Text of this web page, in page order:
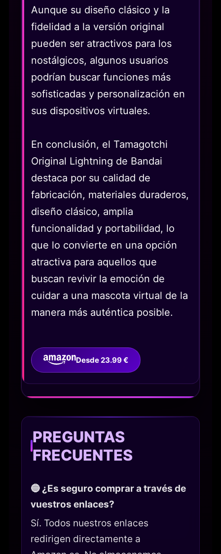
Aunque su diseño clásico y la
fidelidad a la versión original
pueden ser atractivos para los
nostálgicos, algunos usuarios
podrían buscar funciones más
sofisticadas y personalización en
sus dispositivos virtuales.
En conclusión, el Tamagotchi
Original Lightning de Bandai
destaca por su calidad de
fabricación, materiales duraderos,
diseño clásico, amplia
funcionalidad y portabilidad, lo
que lo convierte en una opción
atractiva para aquellos que
buscan revivir la emoción de
cuidar a una mascota virtual de la
manera más auténtica posible.
Desde 23.99 €
PREGUNTAS
FRECUENTES
🔵 ¿Es seguro comprar a través de
vuestros enlaces?
Sí. Todos nuestros enlaces
redirigen directamente a